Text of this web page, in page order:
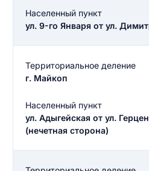
Населенный пункт
ул. 9-го Января от ул.
Территориальное деление
г. Майкоп
Населенный пункт
ул. Адыгейская от ул.
(нечетная сторона)
Введите свое имя
Введите свое имя